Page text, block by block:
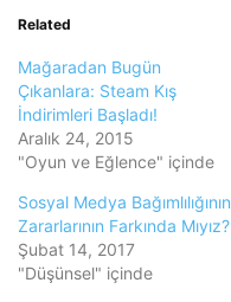
Related
Mağaradan Bugün
Çıkanlara: Steam Kış
İndirimleri Başladı!
Aralık 24, 2015
"Oyun ve Eğlence" içinde
Sosyal Medya Bağımlılığının
Zararlarının Farkında Mıyız?
Şubat 14, 2017
"Düşünsel" içinde